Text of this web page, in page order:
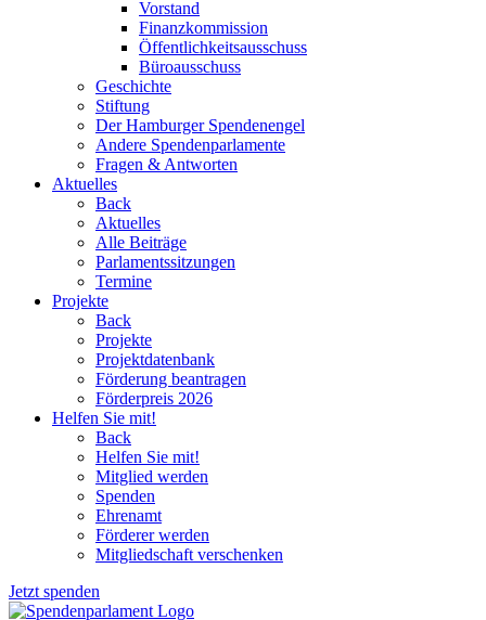
Vorstand
Finanzkommission
Öffentlichkeitsausschuss
Büroausschuss
Geschichte
Stiftung
Der Hamburger Spendenengel
Andere Spendenparlamente
Fragen & Antworten
Aktuelles
Back
Aktuelles
Alle Beiträge
Parlamentssitzungen
Termine
Projekte
Back
Projekte
Projektdatenbank
Förderung beantragen
Förderpreis 2026
Helfen Sie mit!
Back
Helfen Sie mit!
Mitglied werden
Spenden
Ehrenamt
Förderer werden
Mitgliedschaft verschenken
Jetzt spenden